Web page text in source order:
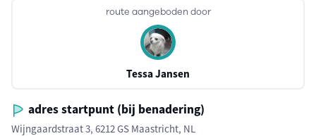
route aangeboden door
Tessa Jansen
adres startpunt (bij benadering)
Wijngaardstraat 3, 6212 GS Maastricht, NL